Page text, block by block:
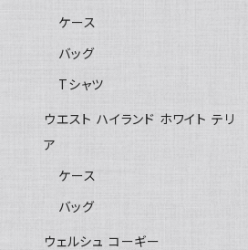
ケース
バッグ
Tシャツ
ウエスト ハイランド ホワイト テリ
ア
ケース
バッグ
ウェルシュ コーギー